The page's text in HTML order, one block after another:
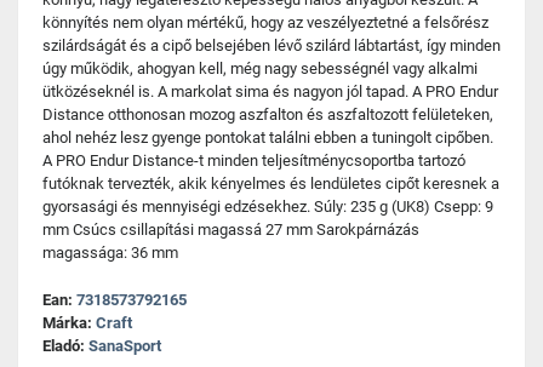
könnyítés nem olyan mértékű, hogy az veszélyeztetné a felsőrész
szilárdságát és a cipő belsejében lévő szilárd lábtartást, így minden
úgy működik, ahogyan kell, még nagy sebességnél vagy alkalmi
ütközéseknél is. A markolat sima és nagyon jól tapad. A PRO Endur
Distance otthonosan mozog aszfalton és aszfaltozott felületeken,
ahol nehéz lesz gyenge pontokat találni ebben a tuningolt cipőben.
A PRO Endur Distance-t minden teljesítménycsoportba tartozó
futóknak tervezték, akik kényelmes és lendületes cipőt keresnek a
gyorsasági és mennyiségi edzésekhez. Súly: 235 g (UK8) Csepp: 9
mm Csúcs csillapítási magassá 27 mm Sarokpárnázás
magassága: 36 mm
Ean: 7318573792165
Márka: Craft
Eladó: SanaSport